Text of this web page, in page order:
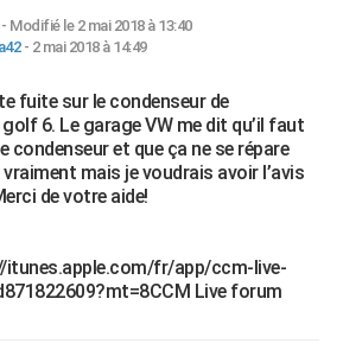
Modifié le 2 mai 2018 à 13:40
- 2 mai 2018 à 14:49
fuite sur le condenseur de
6. Le garage VW me dit qu’il faut
condenseur et que ça ne se répare
vraiment mais je voudrais avoir l’avis
de votre aide!
itunes.apple.com/fr/app/ccm-live-
Live forum